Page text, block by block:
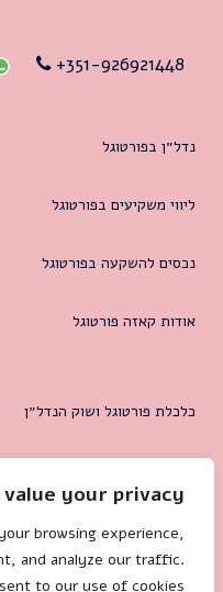
value your privacy
browsing experience,
and analyze our traffic.
to our use of cookies.
351-926921448+
נדל״ן בפורטוגל
ליווי משקיעים בפורטוגל
נכסים להשקעה בפורטוגל
אודות קאזה פורטוגל
כלכלת פורטוגל ושוק הנדל״ן
צרו קשר